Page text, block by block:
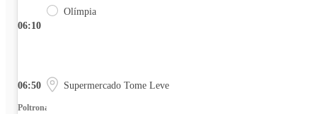
06:10
Olímpia
06:50 Supermercado Tome Leve
Poltrona